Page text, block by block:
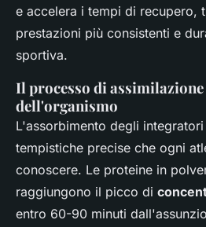
e accelera i tempi di recupero,
prestazioni più consistenti e
sportiva.
Il processo di
dell'organismo
L'assorbimento degli
tempistiche precise che ogni
conoscere. Le proteine in
raggiungono il picco di
entro 60-90 minuti